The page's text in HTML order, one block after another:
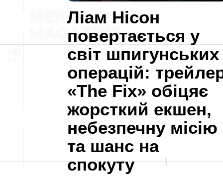
Ліам Нісон
повертається у
світ шпигунських
операцій:
«The Fix» обіцяє
жорсткий екшен,
небезпечну місію
та шанс на
спокуту